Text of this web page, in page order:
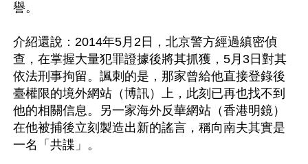
譽。
介紹還說：2014年5月2日，北京警方經過縝密偵
查，在掌握大量犯罪證據後將其抓獲，5月3日對其
依法刑事拘留。諷刺的是，那家曾給他直接登錄後
臺權限的境外網站（博訊）上，此刻已再也找不到
他的相關信息。另一家海外反華網站（香港明鏡）
在他被捕後立刻製造出新的謠言，稱向南夫其實是
一名「共諜」。